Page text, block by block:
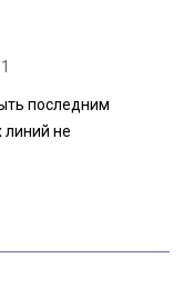
последним
линий не